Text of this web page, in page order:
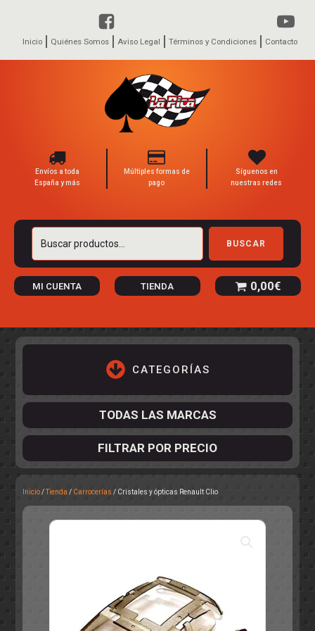
Inicio Quiénes Somos Aviso Legal Términos y Condiciones Contacto
Envíos a toda
España y más
Múltiples formas de
pago
Síguenos en
nuestras redes
Buscar
BUSCAR
MI CUENTA TIENDA 0,00€
CATEGORÍAS
OTROS
RALLY
TODAS LAS MARCAS
FILTRAR POR PRECIO
Inicio/Tienda / Carrocerías / Cristales y ópticas Renault Clio